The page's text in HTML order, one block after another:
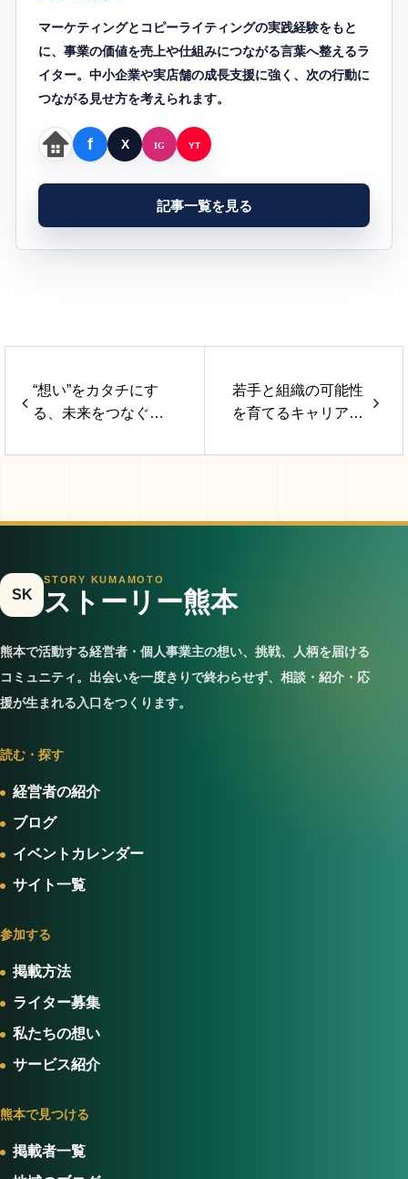
マーケティングとコピーライティングの実践経験をもと
に、事業の価値を売上や仕組みにつながる言葉へ整えるラ
イター。中小企業や実店舗の成長支援に強く、次の行動に
つながる見せ方を考えられます。
記事一覧を見る
“想い”をカタチにす
る、未来をつなぐ表
若手と組織の可能性
を育てるキャリア支
SK
STORY KUMAMOTO
ストーリー熊本
熊本で活動する経営者・個人事業主の想い、挑戦、人柄を届ける
コミュニティ。出会いを一度きりで終わらせず、相談・紹介・応
援が生まれる入口をつくります。
読む・探す
経営者の紹介
ブログ
イベントカレンダー
サイト一覧
参加する
掲載方法
ライター募集
私たちの想い
サービス紹介
熊本で見つける
掲載者一覧